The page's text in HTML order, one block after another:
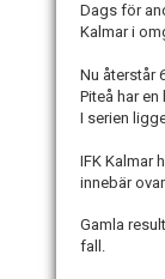
Dags för
Kalmar i
Nu återstår
Piteå har
I serien
IFK Kalmar
innebär
Gamla
fall.